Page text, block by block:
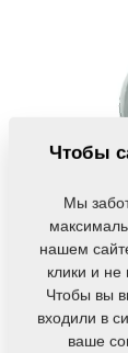
Чтобы
Мы
нашем
клики и не
Чтобы вы
входили в
ваше